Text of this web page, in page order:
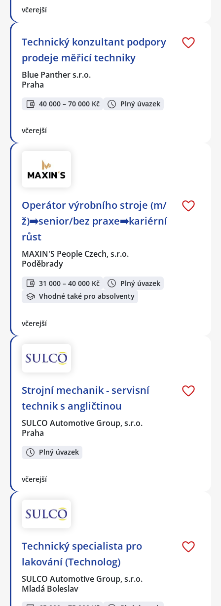
včerejší
Technický konzultant podpory
prodeje měřicí techniky
Blue Panther s.r.o.
Praha
40 000 – 70 000 Kč Plný úvazek
včerejší
Operátor výrobního stroje (m/
ž)➡️senior/bez praxe➡️kariérní
růst
MAXIN'S People Czech, s.r.o.
Poděbrady
31 000 – 40 000 Kč
Plný úvazek
Vhodné také pro absolventy
včerejší
Strojní mechanik - servisní
technik s angličtinou
SULCO Automotive Group, s.r.o.
Praha
Plný úvazek
včerejší
Technický specialista pro
lakování (Technolog)
SULCO Automotive Group, s.r.o.
Mladá Boleslav